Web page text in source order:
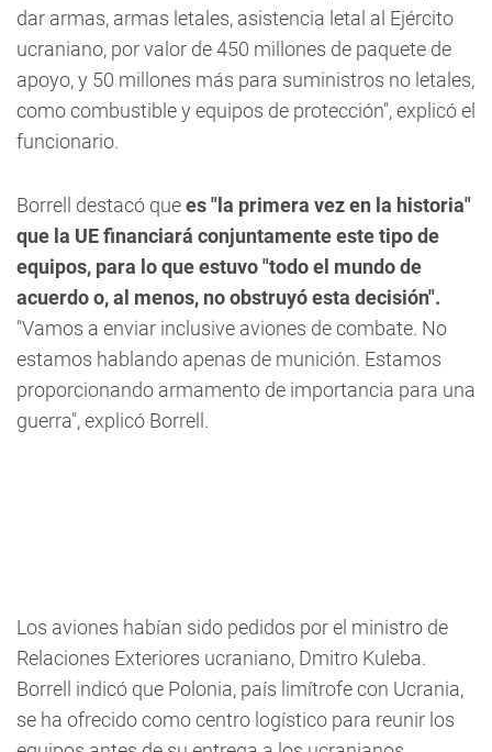
dar armas, armas letales, asistencia letal al Ejército
ucraniano, por valor de 450 millones de paquete de
apoyo, y 50 millones más para suministros no letales,
como combustible y equipos de protección", explicó el
funcionario.
Borrell destacó quees "la primera vez en la historia"
que la UE financiará conjuntamente este tipo de
equipos, para lo que estuvo "todo el mundo de
acuerdo o, al menos, no obstruyó esta decisión".
"Vamos a enviar inclusive aviones de combate. No
estamos hablando apenas de munición. Estamos
proporcionando armamento de importancia para una
guerra",explicó Borrell.
Los aviones habían sido pedidos por el ministro de
Relaciones Exteriores ucraniano, Dmitro Kuleba.
Borrell indicó que Polonia, país limítrofe con Ucrania,
se ha ofrecido como centro logístico para reunir los